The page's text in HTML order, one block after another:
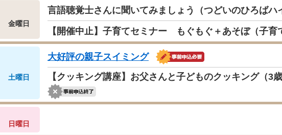
金曜日
言語聴覚士さんに聞いてみましょう（つどいのひろばハ
【開催中止】子育てセミナー もぐもぐ＋あそぼ（子育
土曜日
大好評の親子スイミング
【クッキング講座】お父さんと子どものクッキング（3
日曜日